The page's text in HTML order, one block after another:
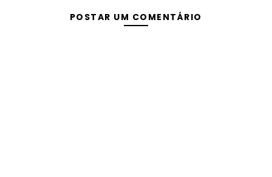
POSTAR UM COMENTÁRIO